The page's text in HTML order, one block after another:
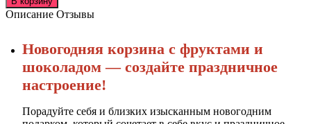
Описание Отзывы
Новогодняя корзина с фруктами и
шоколадом — создайте праздничное
настроение!
Порадуйте себя и близких изысканным новогодним